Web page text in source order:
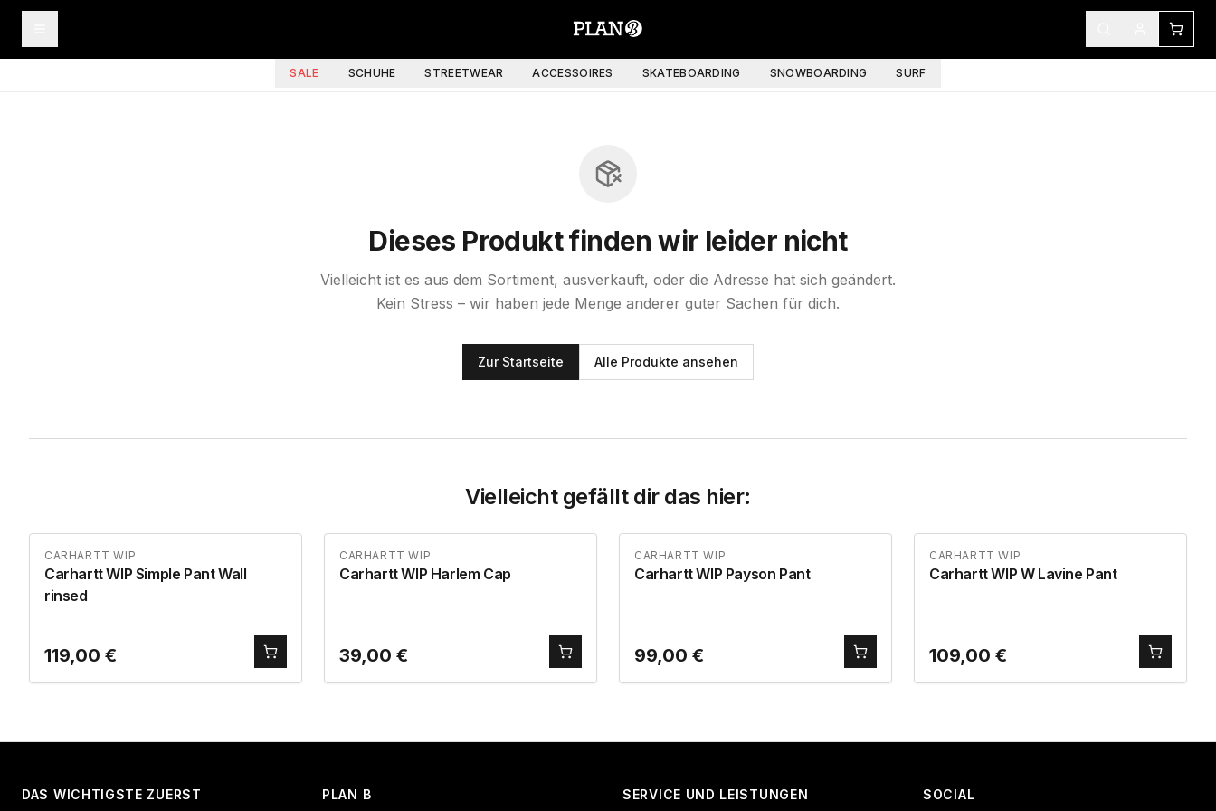
SALE SCHUHE STREETWEAR ACCESSOIRES SKATEBOARDING SNOWBOARDING SURF
Dieses Produkt finden wir leider nicht
Vielleicht ist es aus dem Sortiment, ausverkauft, oder die Adresse hat sich geändert.
Kein Stress – wir haben jede Menge anderer guter Sachen für dich.
Zur Startseite Alle Produkte ansehen
Vielleicht gefällt dir das hier:
CARHARTT WIP
Carhartt WIP Simple Pant Wall
rinsed
119,00 €
CARHARTT WIP
Carhartt WIP Harlem Cap
39,00 €
CARHARTT WIP
Carhartt WIP Payson Pant
99,00 €
CARHARTT WIP
Carhartt WIP W Lavine Pant
109,00 €
DAS WICHTIGSTE ZUERST PLAN B SERVICE UND LEISTUNGEN SOCIAL